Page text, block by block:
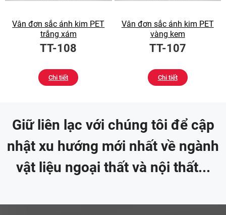
Vân đơn sắc ánh kim PET
trắng xám
TT-108
Chi tiết
Vân đơn sắc ánh kim PET
vàng kem
TT-107
Chi tiết
Giữ liên lạc với chúng tôi để cập
nhật xu hướng mới nhất về ngành
vật liệu ngoại thất và nội thất...